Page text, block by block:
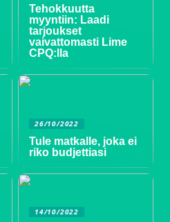
Tehokkuutta
myyntiin: Laadi
tarjoukset
vaivattomasti Lime
CPQ:lla
26/10/2022
Tule matkalle, joka ei
riko budjettiasi
14/10/2022